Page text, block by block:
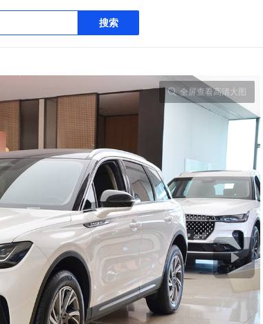
搜索
全屏查看高清大图